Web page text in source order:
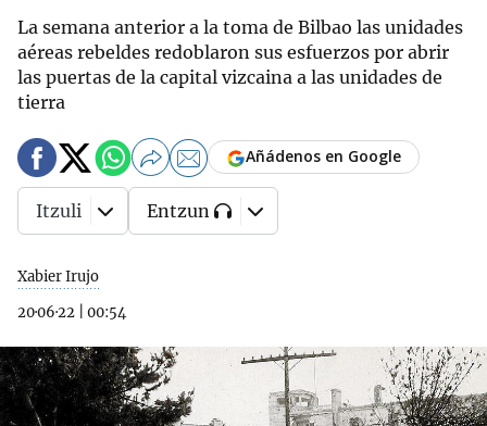
La semana anterior a la toma de Bilbao las unidades
aéreas rebeldes redoblaron sus esfuerzos por abrir
las puertas de la capital vizcaina a las unidades de
tierra
Xabier Irujo
20·06·22
00:54
Añádenos en Google
Itzuli Entzun